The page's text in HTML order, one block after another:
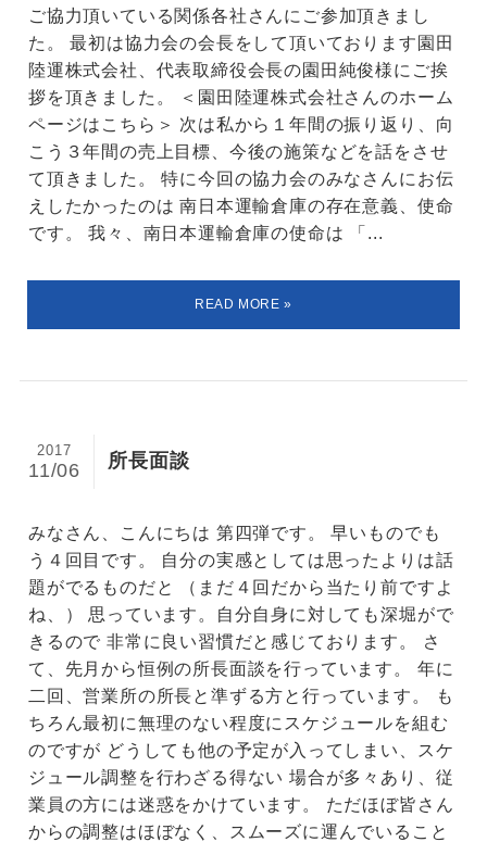
ご協力頂いている関係各社さんにご参加頂きまし
た。 最初は協力会の会長をして頂いております園田
陸運株式会社、代表取締役会長の園田純俊様にご挨
拶を頂きました。 ＜園田陸運株式会社さんのホーム
ページはこちら＞ 次は私から１年間の振り返り、向
こう３年間の売上目標、今後の施策などを話をさせ
て頂きました。 特に今回の協力会のみなさんにお伝
えしたかったのは 南日本運輸倉庫の存在意義、使命
です。 我々、南日本運輸倉庫の使命は 「...
所長面談
2017
11/06
みなさん、こんにちは 第四弾です。 早いものでも
う４回目です。 自分の実感としては思ったよりは話
題がでるものだと （まだ４回だから当たり前ですよ
ね、） 思っています。自分自身に対しても深堀がで
きるので 非常に良い習慣だと感じております。 さ
て、先月から恒例の所長面談を行っています。 年に
二回、営業所の所長と準ずる方と行っています。 も
ちろん最初に無理のない程度にスケジュールを組む
のですが どうしても他の予定が入ってしまい、スケ
ジュール調整を行わざる得ない 場合が多々あり、従
業員の方には迷惑をかけています。 ただほぼ皆さん
からの調整はほぼなく、スムーズに運んでいること